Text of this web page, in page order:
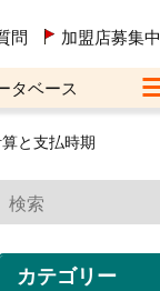
問 加盟店募集中
タベース
と支払時期
カテゴリー